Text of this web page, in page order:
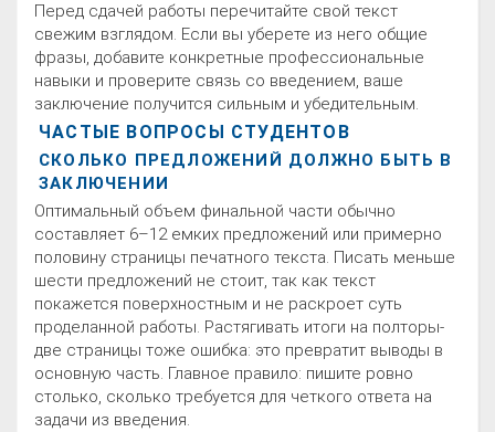
Перед сдачей работы перечитайте свой текст
свежим взглядом. Если вы уберете из него общие
фразы, добавите конкретные профессиональные
навыки и проверите связь со введением, ваше
заключение получится сильным и убедительным.
ЧАСТЫЕ ВОПРОСЫ СТУДЕНТОВ
СКОЛЬКО ПРЕДЛОЖЕНИЙ ДОЛЖНО БЫТЬ В
ЗАКЛЮЧЕНИИ
Оптимальный объем финальной части обычно
составляет 6–12 емких предложений или примерно
половину страницы печатного текста. Писать меньше
шести предложений не стоит, так как текст
покажется поверхностным и не раскроет суть
проделанной работы. Растягивать итоги на полторы-
две страницы тоже ошибка: это превратит выводы в
основную часть. Главное правило: пишите ровно
столько, сколько требуется для четкого ответа на
задачи из введения.